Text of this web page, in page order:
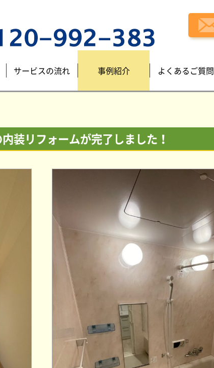
サービスの流れ 事例紹介 よくあるご質問
装リフォームが完了しました！